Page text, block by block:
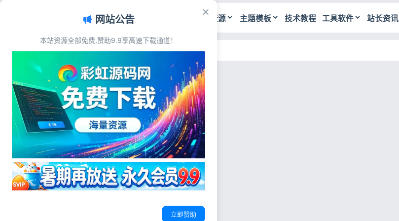
源码资源 主题模板 技术教程 工具软件 站长资讯
首页>标签：公众号文章下载软件
标签：公众号文章下载软件
电脑软件
推荐一款微信公众号文章批量下载PC工
具｜高效导出PDF/Word/MD
这是一款由吾爱破解论坛用户开发的
微信公众号文章批量下载工具，支持
公众号多格式导出 微信文章批量保存 公众号文章下载软件
网站公告
本站资源全部免费,赞助9.9享高速下载通道！
立即赞助